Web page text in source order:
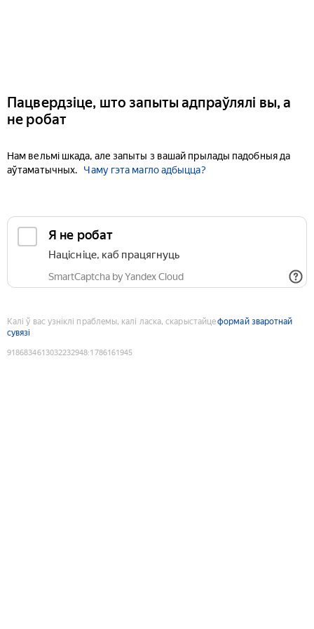
Пацвердзіце, што запыты адпраўлялі вы, а
не робат
Нам вельмі шкада, але запыты з вашай прылады падобныя да
аўтаматычных.
Чаму гэта магло адбыцца?
Я не робат
Націсніце, каб працягнуць
SmartCaptcha by Yandex Cloud
Калі ў вас узніклі праблемы, калі ласка, скарыстайцеформай зваротнай
сувязі
9186834613032232948:1786161945